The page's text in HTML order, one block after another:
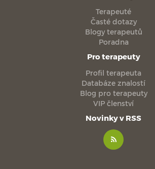
Terapeuté
Časté dotazy
Blogy terapeutů
Poradna
Pro terapeuty
Profil terapeuta
Databáze znalostí
Blog pro terapeuty
VIP členství
Novinky v RSS